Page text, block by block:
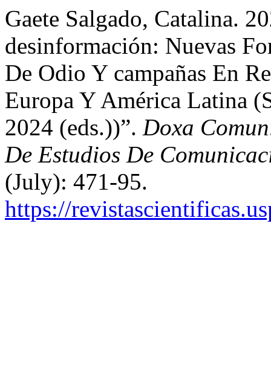
Gaete Salgado, Catalina.
desinformación: Nuevas
De Odio Y campañas En
Europa Y América Latina
2024 (eds.))”. Doxa
De Estudios De
(July): 471-95.
https://